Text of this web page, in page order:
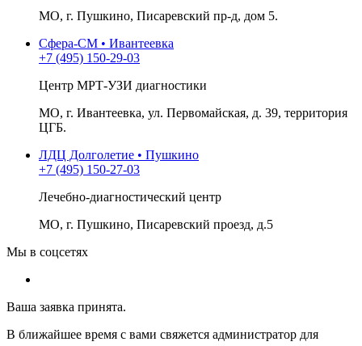
МО, г. Пушкино, Писаревский пр-д, дом 5.
Сфера-СМ • Ивантеевка
+7 (495) 150-29-03
Центр МРТ-УЗИ диагностики
МО, г. Ивантеевка, ул. Первомайская, д. 39, территория
ЦГБ.
ЛДЦ Долголетие • Пушкино
+7 (495) 150-27-03
Лечебно-диагностический центр
МО, г. Пушкино, Писаревский проезд, д.5
Мы в соцсетях
Ваша заявка принята.
В ближайшее время с вами свяжется администратор для